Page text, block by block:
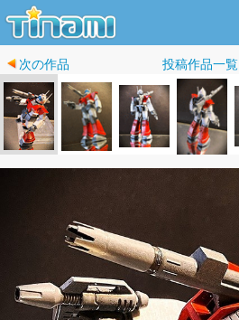
次の作品 投稿作品一覧